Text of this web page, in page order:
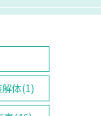
体(1)